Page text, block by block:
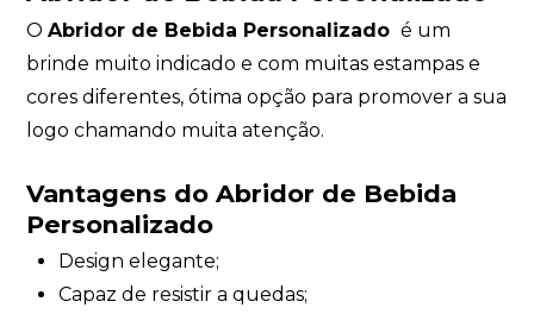
OAbridor de Bebida Personalizado é um
brinde muito indicado e com muitas estampas e
cores diferentes, ótima opção para promover a sua
logo chamando muita atenção.
Vantagens do Abridor de Bebida
Personalizado
Design elegante;
Capaz de resistir a quedas;